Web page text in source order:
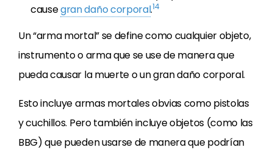
causegran daño corporal.14
Un “arma mortal” se define como cualquier objeto,
instrumento o arma que se use de manera que
pueda causar la muerte o un gran daño corporal.
Esto incluye armas mortales obvias como pistolas
y cuchillos. Pero también incluye objetos (como las
BBG) que pueden usarse de manera que podrían